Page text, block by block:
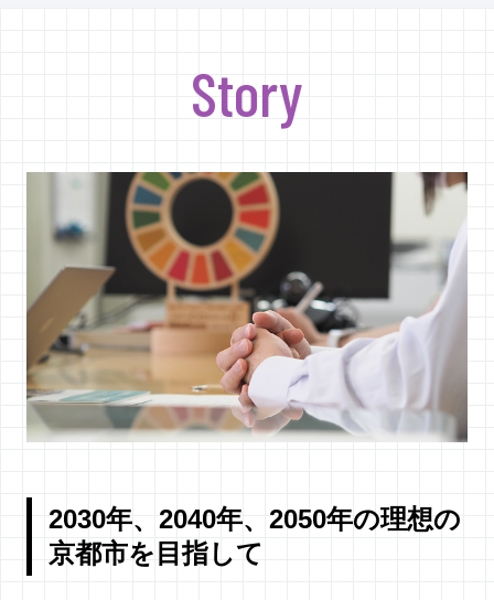
Story
2030年、2040年、2050年の理想の
京都市を目指して